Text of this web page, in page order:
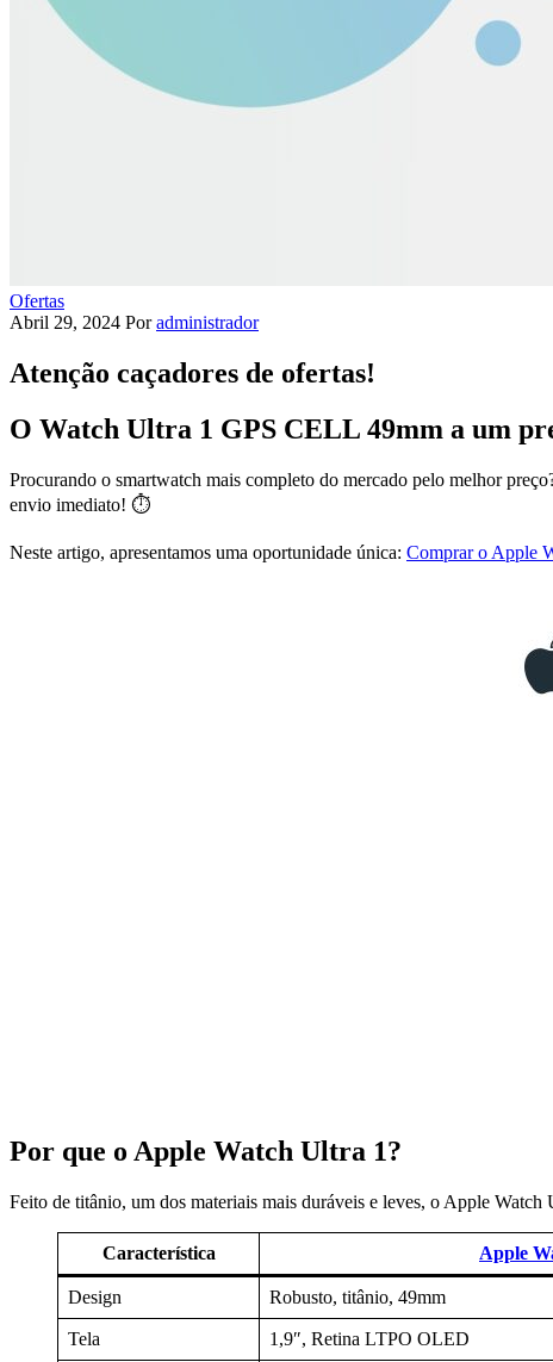
Ofertas
Abril 29, 2024 Por administrador
Atenção caçadores de ofertas!
O Watch Ultra 1 GPS CELL 49mm a um
Procurando o smartwatch mais completo do mercado pelo melhor
envio imediato! ⏱️
Neste artigo, apresentamos uma oportunidade única: Comprar o Apple
Por que o Apple Watch Ultra 1?
Feito de titânio, um dos materiais mais duráveis e leves, o Apple
Característica Apple
Design Robusto, titânio, 49mm
Tela 1,9″, Retina LTPO OLED